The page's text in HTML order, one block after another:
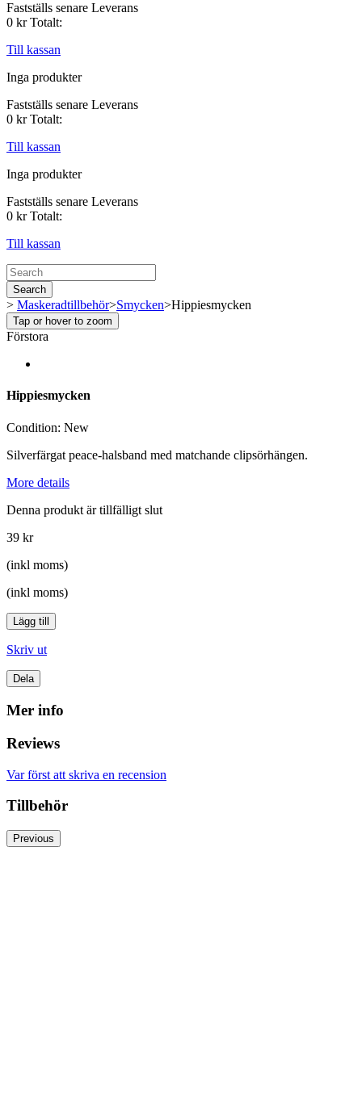
Fastställs senare Leverans
0 kr Totalt:
Till kassan
Inga produkter
Fastställs senare Leverans
0 kr Totalt:
Till kassan
Inga produkter
Fastställs senare Leverans
0 kr Totalt:
Till kassan
Search
> Maskeradtillbehör>Smycken>Hippiesmycken
Tap or hover to zoom
Förstora
Hippiesmycken
Condition: New
Silverfärgat peace-halsband med matchande clipsörhängen.
More details
Denna produkt är tillfälligt slut
39 kr
(inkl moms)
(inkl moms)
Lägg till
Skriv ut
Dela
Mer info
Reviews
Var först att skriva en recension
Tillbehör
Previous